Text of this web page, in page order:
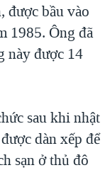
CUỘC'
NAM
SÂM
được bầu vào
1985. Ông đã
này được 14
sau khi nhật
dàn xếp để
sạn ở thủ đô